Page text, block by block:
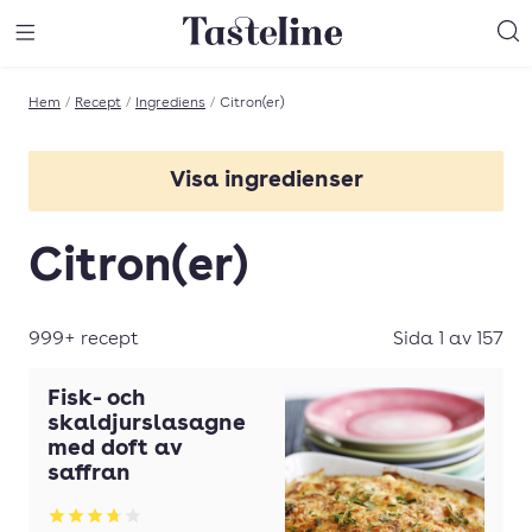
Till Tastelines startsida
Hem / Recept / Ingrediens / Citron(er)
Visa ingredienser
Basilika
Choklad
Dill
Fisk
Grädde
Citron(er)
999+ recept Sida 1 av 157
Fisk- och
skaldjurslasagne
med doft av
saffran
Betyg: 3.76 av 5